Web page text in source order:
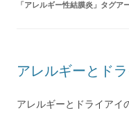
「 アレルギー性結膜炎 」タグア
アレルギーとド
アレルギーとドライアイ